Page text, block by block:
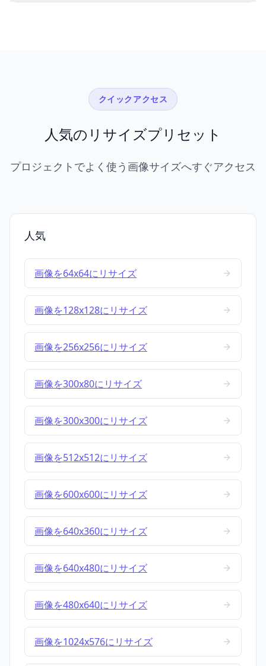
クイックアクセス
人気のリサイズプリセット
プロジェクトでよく使う画像サイズへすぐアクセス
人気
画像を64x64にリサイズ
画像を128x128にリサイズ
画像を256x256にリサイズ
画像を300x80にリサイズ
画像を300x300にリサイズ
画像を512x512にリサイズ
画像を600x600にリサイズ
画像を640x360にリサイズ
画像を640x480にリサイズ
画像を480x640にリサイズ
画像を1024x576にリサイズ